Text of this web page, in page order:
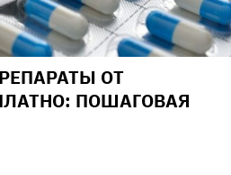
ОТ
ПОШАГОВАЯ